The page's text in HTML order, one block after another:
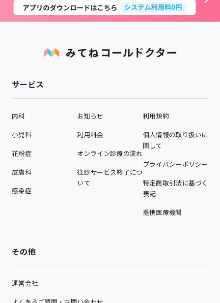
サービス
内科
小児科
花粉症
皮膚科
感染症
お知らせ
利用料金
オンライン診療の流れ
往診サービス終了につ
いて
利用規約
個人情報の取り扱いに
関して
プライバシーポリシー
特定商取引法に基づく
表記
提携医療機関
その他
運営会社